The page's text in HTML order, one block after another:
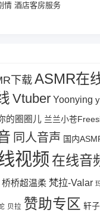
情 酒店客房服务
下载ASMR在
Vtuber Yoonying
的圈圈儿 兰兰小苍
同人音声 国内
视频 在线音
桥桥超温柔 梵拉-Valar
贝拉 赞助专区 轩子